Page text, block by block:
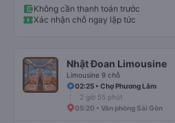
Không cần thanh toán trước
Xác nhận chỗ ngay lập tức
Nhật Đoan Limousine
Limousine 9 chỗ
02:25 • Chợ Phương Lâm
2 giờ 55 phút
05:20 • Văn phòng Sài Gòn